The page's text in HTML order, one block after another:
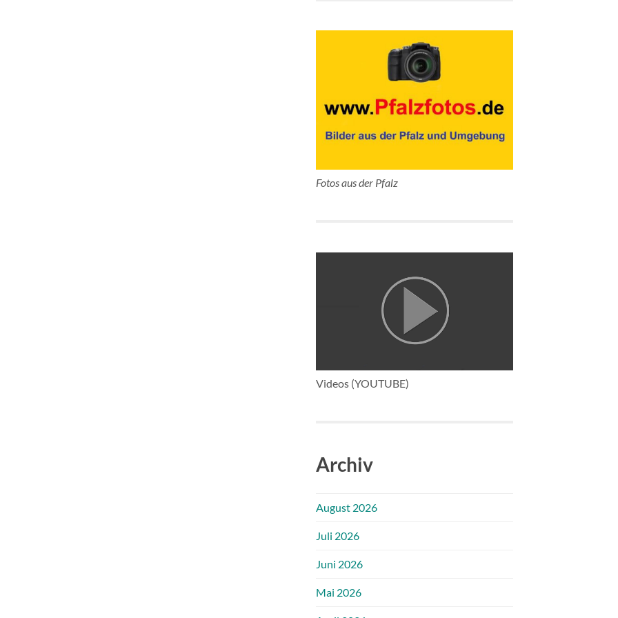
Fotos aus der Pfalz
Videos (YOUTUBE)
Archiv
August 2026
Juli 2026
Juni 2026
Mai 2026